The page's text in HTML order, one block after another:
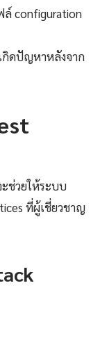
ล์ configuration
กิดปัญหาหลังจาก
ช่วยให้ระบบ
ที่ผู้เชี่ยวชาญ